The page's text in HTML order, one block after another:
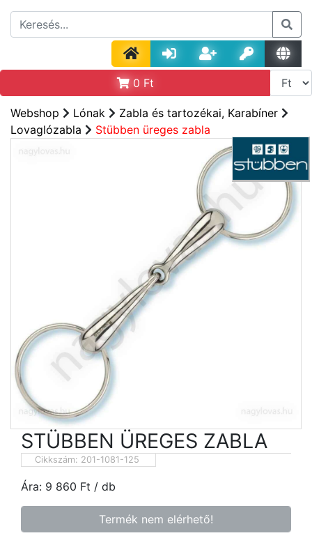
0 Ft
Webshop Lónak
Zabla és tartozékai, Karabíner
Lovaglózabla
Stübben üreges zabla
STÜBBEN ÜREGES ZABLA
Cikkszám: 201-1081-125
Ára: 9 860 Ft / db
Termék nem elérhető!